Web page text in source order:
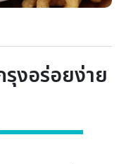
งอร่อยง่าย